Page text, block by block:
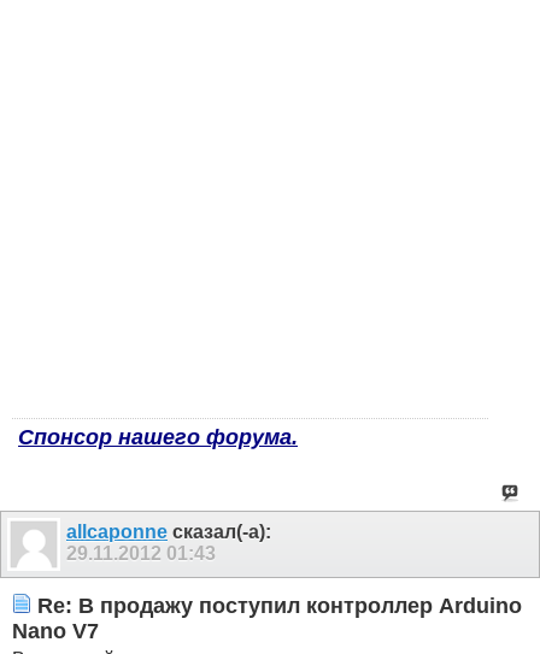
Спонсор нашего форума.
allcaponne сказал(-а):
29.11.2012 01:43
Re: В продажу поступил контроллер Arduino
Nano V7